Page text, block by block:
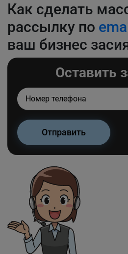
Как сделать
рассылку по
ваш бизнес
Оставить